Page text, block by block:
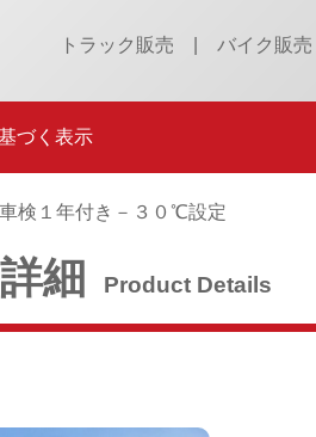
トラック販売 バイク販売
づく表示
車検１年付き －３０℃設定
細 Product Details